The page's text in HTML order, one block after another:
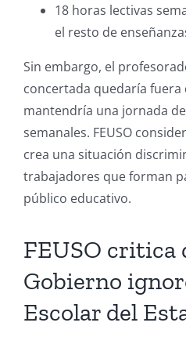
18 horas lectivas
el resto de
Sin embargo, el
concertada quedaría fuera
mantendría una jornada
semanales. FEUSO
crea una situación
trabajadores que forman
público educativo.
FEUSO critica
Gobierno
Escolar del